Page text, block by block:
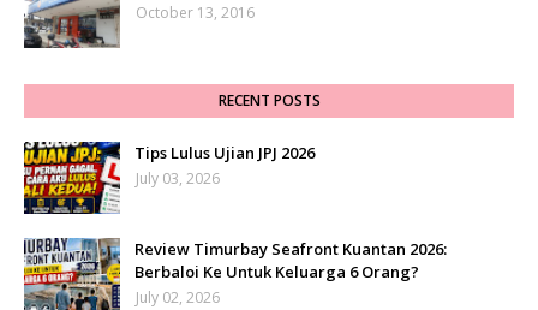
October 13, 2016
RECENT POSTS
Tips Lulus Ujian JPJ 2026
July 03, 2026
Review Timurbay Seafront Kuantan 2026:
Berbaloi Ke Untuk Keluarga 6 Orang?
July 02, 2026